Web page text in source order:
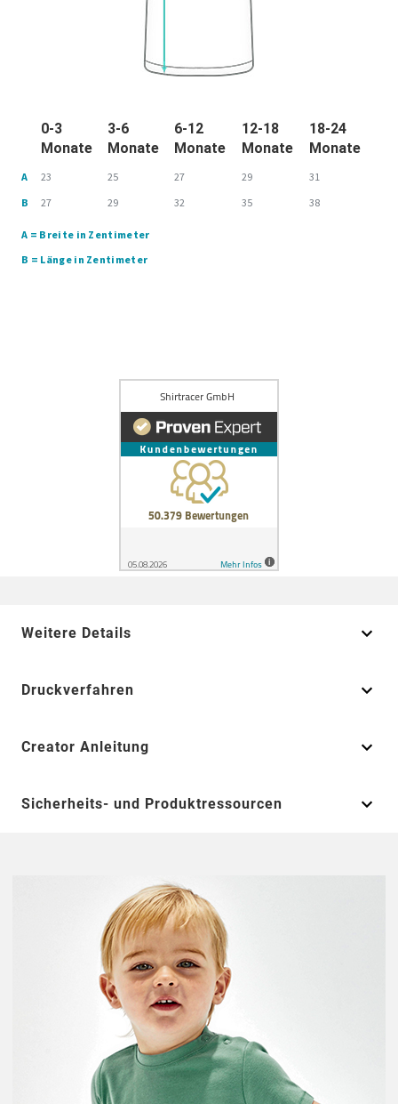
0-3
Monate
3-6
Monate
6-12
Monate
12-18
Monate
18-24
Monate
A 23 25 27 29
31
B
27 29 32 35 38
A = Breite in Zentimeter
B = Länge in Zentimeter
Weitere Details
Druckverfahren
Creator Anleitung
Sicherheits- und Produktressourcen